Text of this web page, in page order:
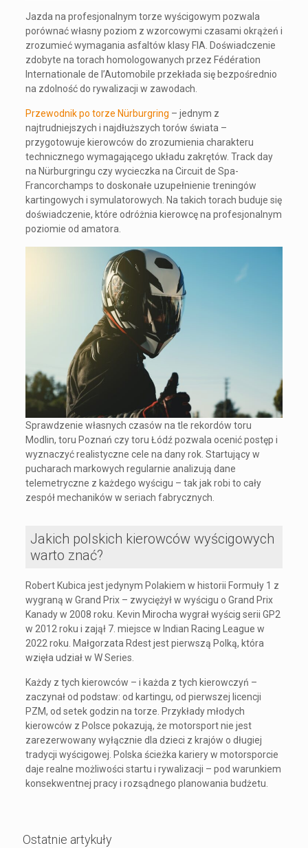
Jazda na profesjonalnym torze wyścigowym pozwala
porównać własny poziom z wzorcowymi czasami okrążeń i
zrozumieć wymagania asfaltów klasy FIA. Doświadczenie
zdobyte na torach homologowanych przez Fédération
Internationale de l’Automobile przekłada się bezpośrednio
na zdolność do rywalizacji w zawodach.
Przewodnik po torze Nürburgring – jednym z
najtrudniejszych i najdłuższych torów świata –
przygotowuje kierowców do zrozumienia charakteru
technicznego wymagającego układu zakrętów. Track day
na Nürburgringu czy wycieczka na Circuit de Spa-
Francorchamps to doskonałe uzupełnienie treningów
kartingowych i symulatorowych. Na takich torach buduje się
doświadczenie, które odróżnia kierowcę na profesjonalnym
poziomie od amatora.
Sprawdzenie własnych czasów na tle rekordów toru
Modlin, toru Poznań czy toru Łódź pozwala ocenić postęp i
wyznaczyć realistyczne cele na dany rok. Startujący w
pucharach markowych regularnie analizują dane
telemetryczne z każdego wyścigu – tak jak robi to cały
zespół mechaników w seriach fabrycznych.
Jakich polskich kierowców wyścigowych
warto znać?
Robert Kubica jest jedynym Polakiem w historii Formuły 1 z
wygraną w Grand Prix – zwyciężył w wyścigu o Grand Prix
Kanady w 2008 roku. Kevin Mirocha wygrał wyścig serii GP2
w 2012 roku i zajął 7. miejsce w Indian Racing League w
2022 roku. Małgorzata Rdest jest pierwszą Polką, która
wzięła udział w W Series.
Każdy z tych kierowców – i każda z tych kierowczyń –
zaczynał od podstaw: od kartingu, od pierwszej licencji
PZM, od setek godzin na torze. Przykłady młodych
kierowców z Polsce pokazują, że motorsport nie jest
zarezerwowany wyłącznie dla dzieci z krajów o długiej
tradycji wyścigowej. Polska ścieżka kariery w motorsporcie
daje realne możliwości startu i rywalizacji – pod warunkiem
konsekwentnej pracy i rozsądnego planowania budżetu.
Ostatnie artykuły